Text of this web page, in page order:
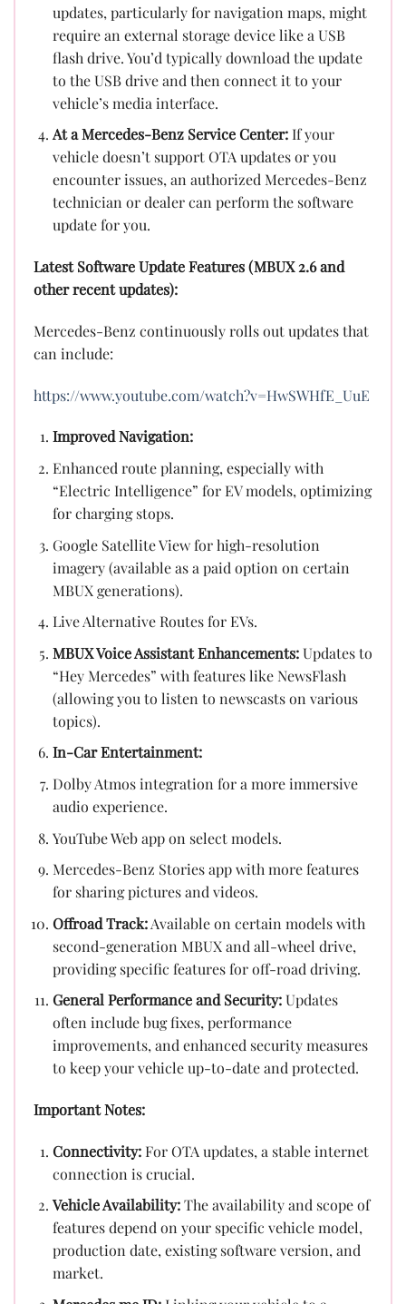
updates, particularly for navigation maps, might
require an external storage device like a USB
flash drive. You’d typically download the update
to the USB drive and then connect it to your
vehicle’s media interface.
At a Mercedes-Benz Service Center:If your
vehicle doesn’t support OTA updates or you
encounter issues, an authorized Mercedes-Benz
technician or dealer can perform the software
update for you.
Latest Software Update Features (MBUX 2.6 and
other recent updates):
Mercedes-Benz continuously rolls out updates that
can include:
https://www.youtube.com/watch?v=HwSWHfE_UuE
Improved Navigation:
Enhanced route planning, especially with
“Electric Intelligence” for EV models, optimizing
for charging stops.
Google Satellite View for high-resolution
imagery (available as a paid option on certain
MBUX generations).
Live Alternative Routes for EVs.
MBUX Voice Assistant Enhancements:Updates to
“Hey Mercedes” with features like NewsFlash
(allowing you to listen to newscasts on various
topics).
In-Car Entertainment:
Dolby Atmos integration for a more immersive
audio experience.
YouTube Web app on select models.
Mercedes-Benz Stories app with more features
for sharing pictures and videos.
Offroad Track:Available on certain models with
second-generation MBUX and all-wheel drive,
providing specific features for off-road driving.
General Performance and Security:Updates
often include bug fixes, performance
improvements, and enhanced security measures
to keep your vehicle up-to-date and protected.
Important Notes:
Connectivity:For OTA updates, a stable internet
connection is crucial.
Vehicle Availability:The availability and scope of
features depend on your specific vehicle model,
production date, existing software version, and
market.